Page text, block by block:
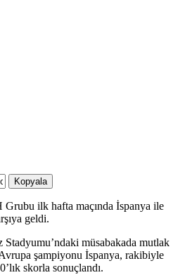
Kopyala
ilk hafta maçında İspanya ile
geldi.
Stadyumu’ndaki müsabakada mutlak
şampiyonu İspanya, rakibiyle
skorla sonuçlandı.